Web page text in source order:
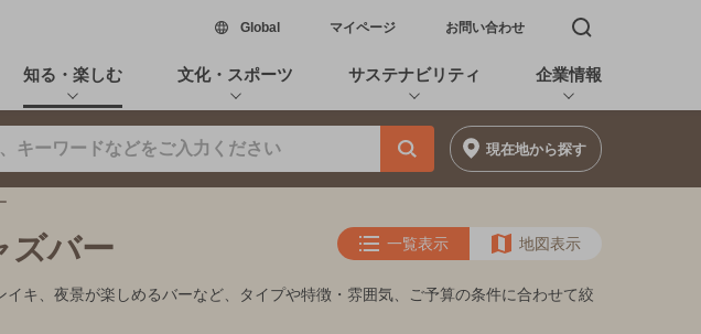
Global新しいウィンドウで開く
マイページ お問い合わせ 検索窓を開く
知る・楽しむ 文化・スポーツ サステナビリティ 企業情報
現在地から探す
ズバー 一覧表示 地図表示
キ、夜景が楽しめるバーなど、タイプや特徴・雰囲気、ご予算の条件に合わせて絞